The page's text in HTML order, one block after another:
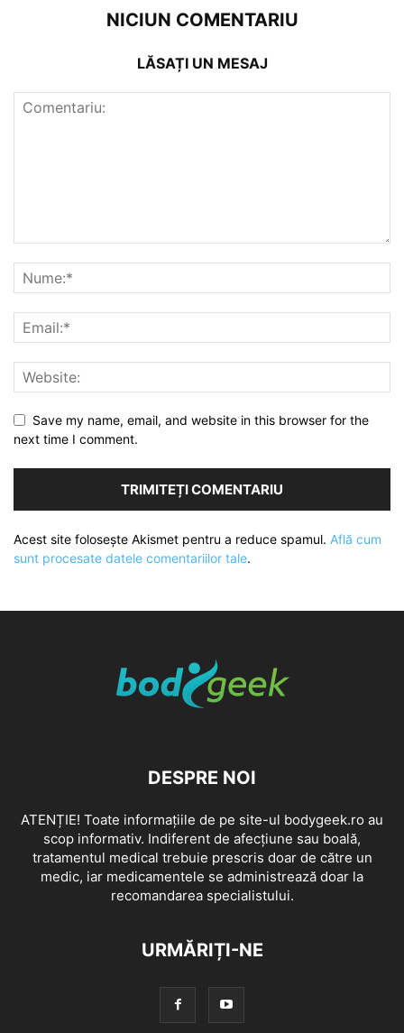
NICIUN COMENTARIU
LĂSAȚI UN MESAJ
Save my name, email, and website in this browser for the
next time I comment.
Acest site folosește Akismet pentru a reduce spamul. Află cum
sunt procesate datele comentariilor tale.
DESPRE NOI
ATENȚIE! Toate informațiile de pe site-ul bodygeek.ro au
scop informativ. Indiferent de afecțiune sau boală,
tratamentul medical trebuie prescris doar de către un
medic, iar medicamentele se administrează doar la
recomandarea specialistului.
URMĂRIȚI-NE